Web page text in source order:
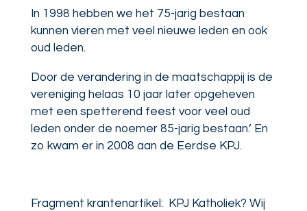
In 1998 hebben we het 75-jarig bestaan
kunnen vieren met veel nieuwe leden en ook
oud leden.
Door de verandering in de maatschappij is de
vereniging helaas 10 jaar later opgeheven
met een spetterend feest voor veel oud
leden onder de noemer 85-jarig bestaan.’ En
zo kwam er in 2008 aan de Eerdse KPJ.
Fragment krantenartikel: KPJ Katholiek? Wij